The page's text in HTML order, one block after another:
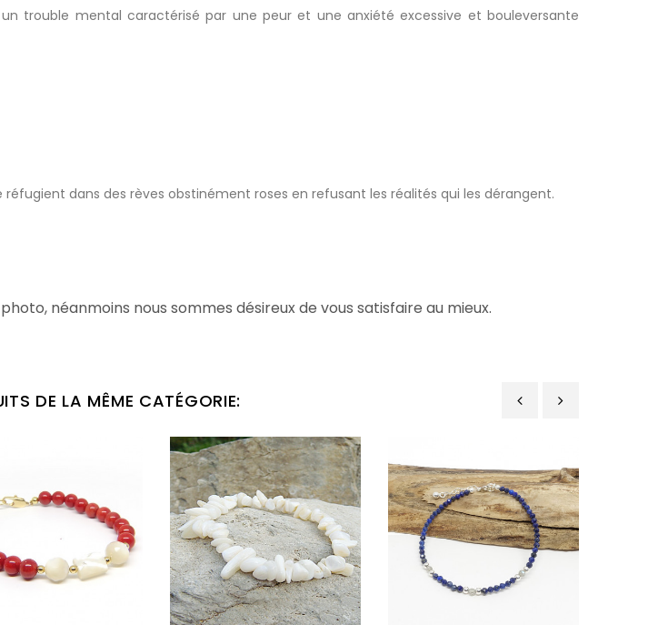
trouble mental caractérisé par une peur et une anxiété excessive et bouleversante
dans des rèves obstinément roses en refusant les réalités qui les dérangent.
néanmoins nous sommes désireux de vous satisfaire au mieux.
DE LA MÊME CATÉGORIE: